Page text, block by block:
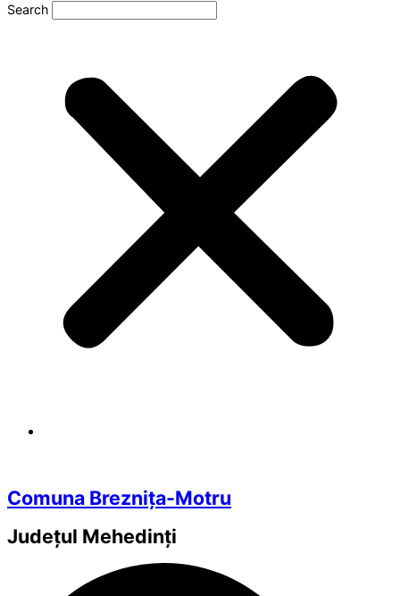
Search
Comuna Breznița-Motru
Județul Mehedinți